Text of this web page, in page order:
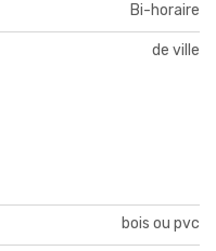
Bi-horaire
de ville
bois ou pvc